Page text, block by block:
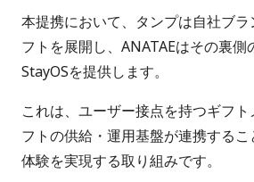
本提携において、タンプは自社ブ
フトを展開し、ANATAEはその裏側
StayOSを提供します。
これは、ユーザー接点を持つギフ
フトの供給・運用基盤が連携するこ
体験を実現する取り組みです。